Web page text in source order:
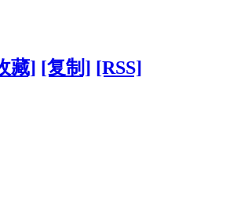
藏] [复制] [RSS]